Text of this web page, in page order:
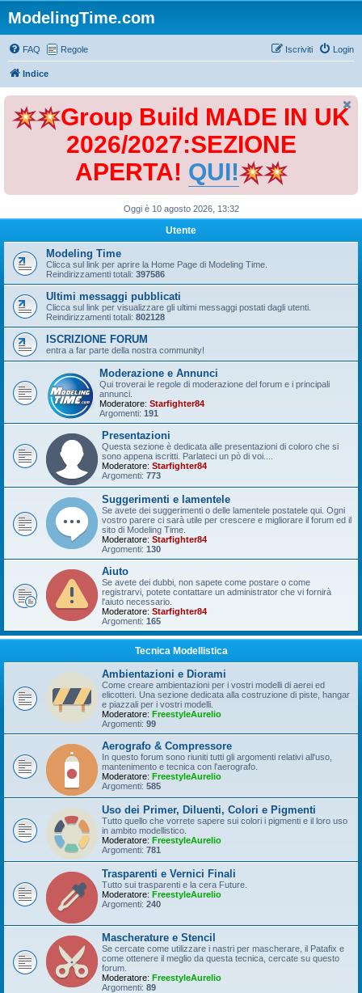
ModelingTime.com
FAQ Regole Login
Iscriviti
Indice
Group Build MADE IN UK
2026/2027:SEZIONE
APERTA! QUI!
Oggi è 10 agosto 2026, 13:32
Utente
Modeling Time
Clicca sul link per aprire la Home Page di Modeling Time.
Reindirizzamenti totali: 397586
Ultimi messaggi pubblicati
Clicca sul link per visualizzare gli ultimi messaggi postati dagli utenti.
Reindirizzamenti totali: 802128
ISCRIZIONE FORUM
entra a far parte della nostra community!
Moderazione e Annunci
Qui troverai le regole di moderazione del forum e i principali
annunci.
Moderatore: Starfighter84
Argomenti: 191
Presentazioni
Questa sezione è dedicata alle presentazioni di coloro che si
sono appena iscritti. Parlateci un pò di voi....
Moderatore: Starfighter84
Argomenti: 773
Suggerimenti e lamentele
Se avete dei suggerimenti o delle lamentele postatele qui. Ogni
vostro parere ci sarà utile per crescere e migliorare il forum ed il
sito di Modeling Time.
Moderatore: Starfighter84
Argomenti: 130
Aiuto
Se avete dei dubbi, non sapete come postare o come
registrarvi, potete contattare un administrator che vi fornirà
l'aiuto necessario.
Moderatore: Starfighter84
Argomenti: 165
Tecnica Modellistica
Ambientazioni e Diorami
Come creare ambientazioni per i vostri modelli di aerei ed
elicotteri. Una sezione dedicata alla costruzione di piste, hangar
e piazzali per i vostri modelli.
Moderatore: FreestyleAurelio
Argomenti: 99
Aerografo & Compressore
In questo forum sono riuniti tutti gli argomenti relativi all'uso,
mantenimento e tecnica con l'aerografo.
Moderatore: FreestyleAurelio
Argomenti: 585
Uso dei Primer, Diluenti, Colori e Pigmenti
Tutto quello che vorrete sapere sui colori i pigmenti e il loro uso
in ambito modellistico.
Moderatore: FreestyleAurelio
Argomenti: 781
Trasparenti e Vernici Finali
Tutto sui trasparenti e la cera Future.
Moderatore: FreestyleAurelio
Argomenti: 240
Mascherature e Stencil
Se cercate come utilizzare i nastri per mascherare, il Patafix e
come ottenere il meglio da questa tecnica, cercate su questo
forum.
Moderatore: FreestyleAurelio
Argomenti: 89